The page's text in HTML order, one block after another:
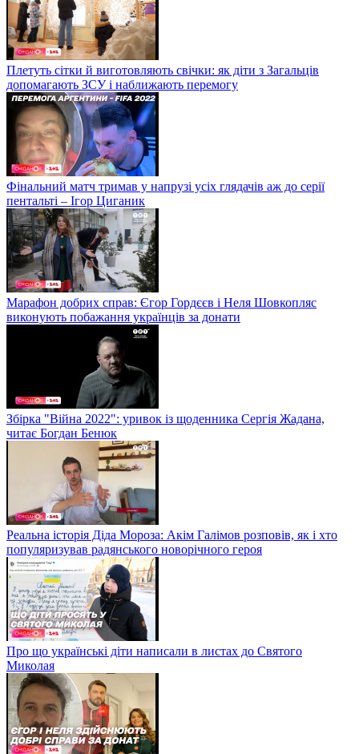
Плетуть сітки й виготовляють свічки: як діти з Загальців
допомагають ЗСУ і наближають перемогу
Фінальний матч тримав у напрузі усіх глядачів аж до серії
пентальті – Ігор Циганик
Марафон добрих справ: Єгор Гордєєв і Неля Шовкопляс
виконують побажання українців за донати
Збірка "Війна 2022": уривок із щоденника Сергія Жадана,
читає Богдан Бенюк
Реальна історія Діда Мороза: Акім Галімов розповів, як і хто
популяризував радянського новорічного героя
Про що українські діти написали в листах до Святого
Миколая